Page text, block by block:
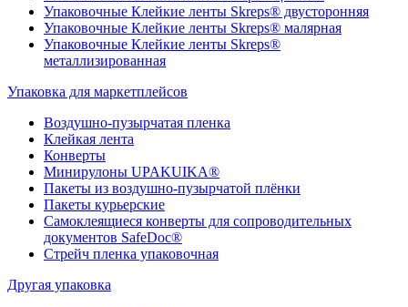
Упаковочные Клейкие ленты Skreps® двусторонняя
Упаковочные Клейкие ленты Skreps® малярная
Упаковочные Клейкие ленты Skreps®
металлизированная
Упаковка для маркетплейсов
Воздушно-пузырчатая пленка
Клейкая лента
Конверты
Минирулоны UPAKUIKA®
Пакеты из воздушно-пузырчатой плёнки
Пакеты курьерские
Самоклеящиеся конверты для сопроводительных
документов SafeDoc®
Стрейч пленка упаковочная
Другая упаковка